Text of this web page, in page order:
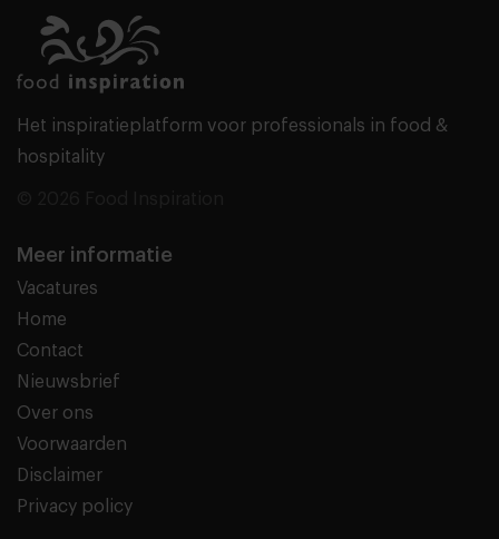
Het inspiratieplatform voor professionals in food &
hospitality
Meer informatie
Vacatures
Home
Contact
Nieuwsbrief
Over ons
Voorwaarden
Disclaimer
Privacy policy